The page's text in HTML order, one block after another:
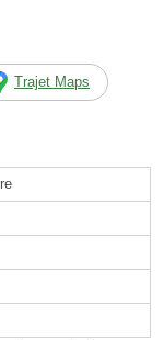
Trajet Maps